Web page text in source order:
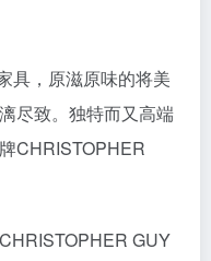
具，原滋原味的将美
尽致。独特而又高端
CHRISTOPHER
GUY